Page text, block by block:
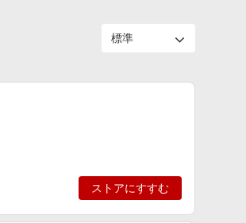
ストアにすすむ